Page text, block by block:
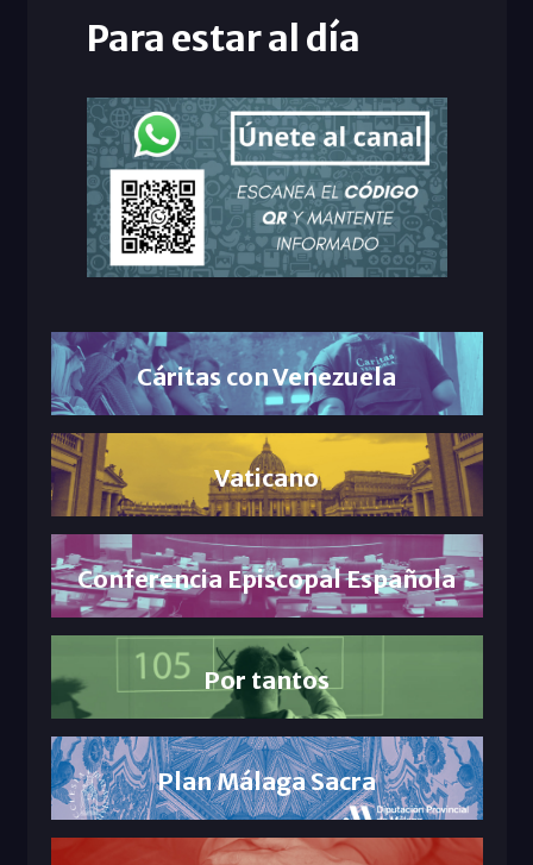
Para estar al día
Cáritas con Venezuela
Vaticano
Conferencia Episcopal Española
Por tantos
Plan Málaga Sacra